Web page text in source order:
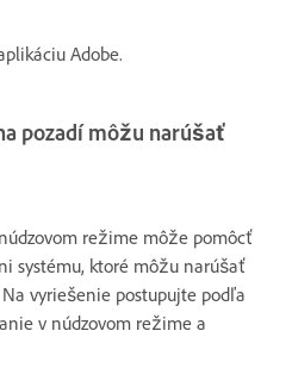
Adobe.
pozadí môžu narúšať
režime môže pomôcť
systému, ktoré môžu narúšať
vyriešenie postupujte podľa
v núdzovom režime a